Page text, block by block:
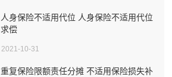
人身保险不适用代位 人身保险不适用代位
求偿
2021-10-31
重复保险限额责任分摊 不适用保险损失补